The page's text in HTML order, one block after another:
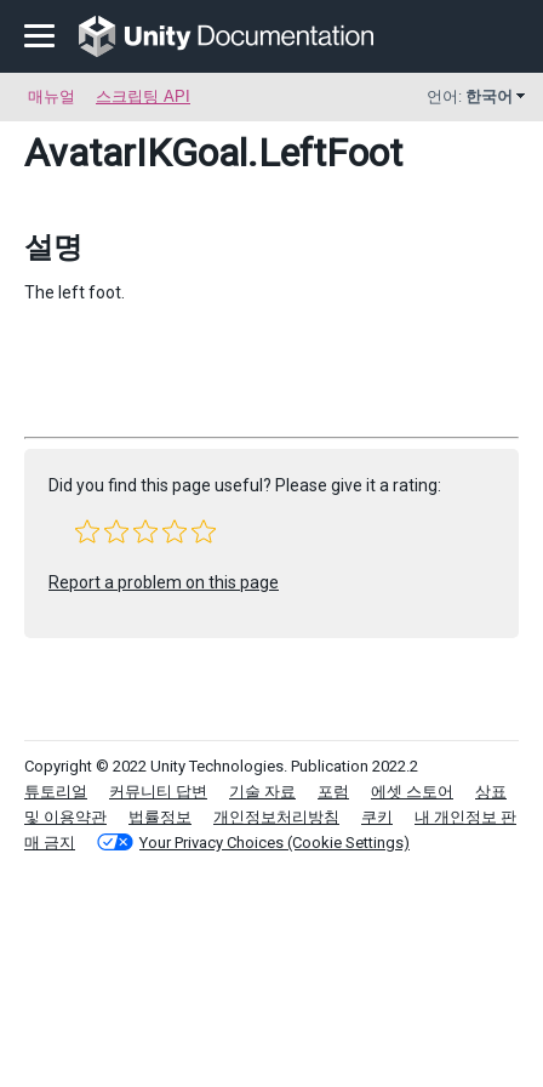
매뉴얼 스크립팅 API 언어: 한국어
AvatarIKGoal.LeftFoot
설명
The left foot.
Did you find this page useful? Please give it a rating:
Report a problem on this page
Copyright © 2022 Unity Technologies. Publication 2022.2
튜토리얼
커뮤니티 답변 기술 자료 포럼 에셋 스토어
상표
및 이용약관
법률정보 개인정보처리방침 쿠키
내 개인정보 판
매 금지
Your Privacy Choices (Cookie Settings)